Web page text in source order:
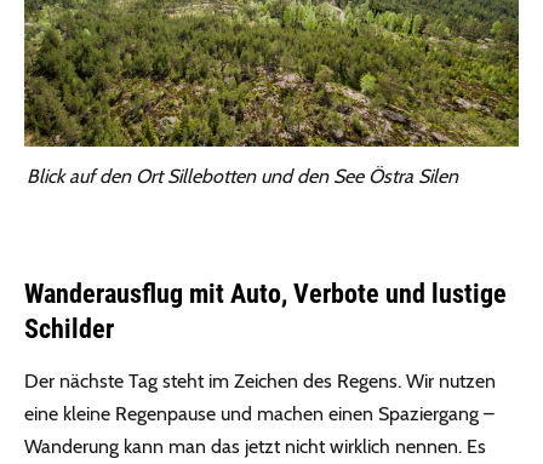
Blick auf den Ort Sillebotten und den See Östra Silen
Wanderausflug mit Auto, Verbote und lustige
Schilder
Der nächste Tag steht im Zeichen des Regens. Wir nutzen
eine kleine Regenpause und machen einen Spaziergang –
Wanderung kann man das jetzt nicht wirklich nennen. Es